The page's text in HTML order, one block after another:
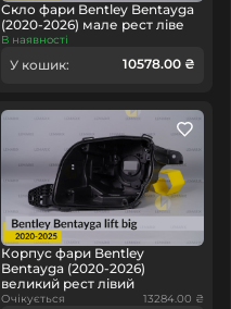
Скло фари Bentley Bentayga
(2020-2026) мале рест ліве
В наявності
У кошик: 10578.00 ₴
Корпус фари Bentley
Bentayga (2020-2026)
великий рест лівий
Очікується 13284.00 ₴